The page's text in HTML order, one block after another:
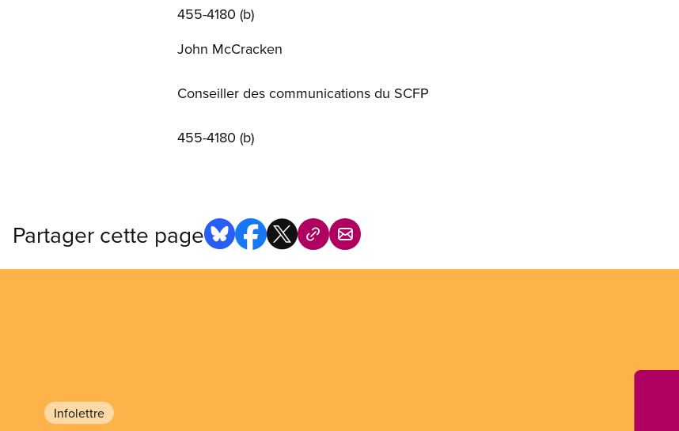
455-4180 (b)
John McCracken
Conseiller des communications du SCFP
455-4180 (b)
Partager cette page
Infolettre